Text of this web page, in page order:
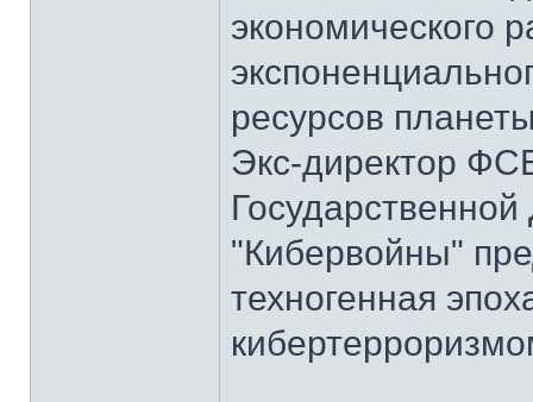
экономического
ресурсов
Экс-директор
"Кибервойны"
техногенная